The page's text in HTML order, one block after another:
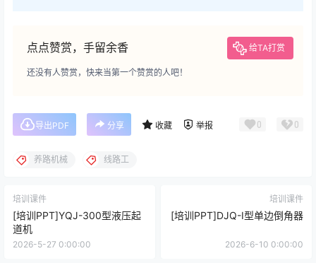
点点赞赏，手留余香 给TA打赏
还没有人赞赏，快来当第一个赞赏的人吧！
导出PDF 分享 收藏 举报 0 0
养路机械 线路工
培训课件
[培训PPT]YQJ-300型液压起
道机
2026-5-27 0:00:00
培训课件
[培训PPT]DJQ-Ⅰ型单边倒角器
2026-6-10 0:00:00